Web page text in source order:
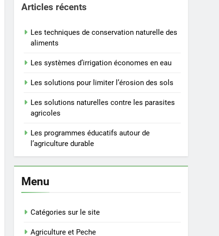
Articles récents
Les techniques de conservation naturelle des
aliments
Les systèmes d’irrigation économes en eau
Les solutions pour limiter l’érosion des sols
Les solutions naturelles contre les parasites
agricoles
Les programmes éducatifs autour de
l’agriculture durable
Menu
Catégories sur le site
Agriculture et Peche